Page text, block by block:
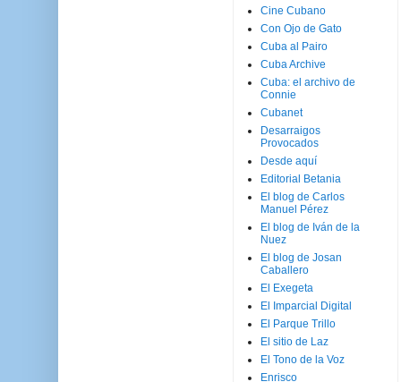
Cine Cubano
Con Ojo de Gato
Cuba al Pairo
Cuba Archive
Cuba: el archivo de
Connie
Cubanet
Desarraigos
Provocados
Desde aquí
Editorial Betania
El blog de Carlos
Manuel Pérez
El blog de Iván de la
Nuez
El blog de Josan
Caballero
El Exegeta
El Imparcial Digital
El Parque Trillo
El sitio de Laz
El Tono de la Voz
Enrisco